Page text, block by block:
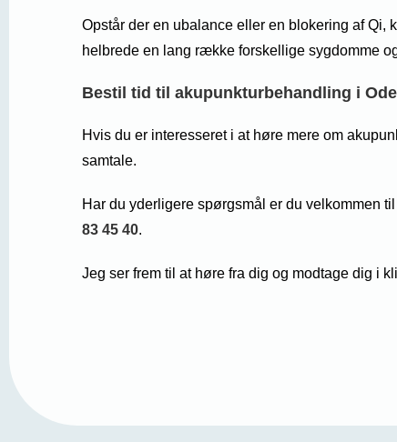
Opstår der en ubalance eller en blokering af Qi,
helbrede en lang række forskellige sygdomme
Bestil tid til akupunkturbehandling i
Hvis du er interesseret i at høre mere om
samtale.
Har du yderligere spørgsmål er du velkommen
83 45 40.
Jeg ser frem til at høre fra dig og modtage dig i